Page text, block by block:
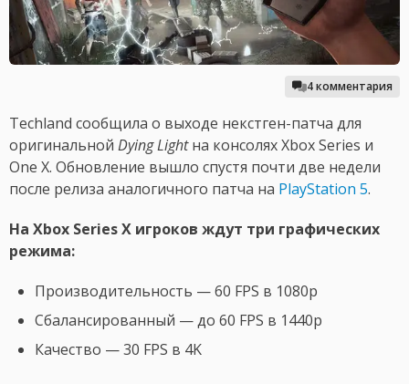
4 комментария
Techland сообщила о выходе некстген-патча для
оригинальной Dying Lightна консолях Xbox Series и
One X. Обновление вышло спустя почти две недели
после релиза аналогичного патча на PlayStation 5.
На Xbox Series X игроков ждут три графических
режима:
Производительность — 60 FPS в 1080p
Сбалансированный — до 60 FPS в 1440p
Качество — 30 FPS в 4K